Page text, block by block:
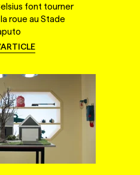
font tourner
roue au Stade